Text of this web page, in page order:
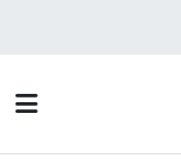
Nöbetçi
Hava